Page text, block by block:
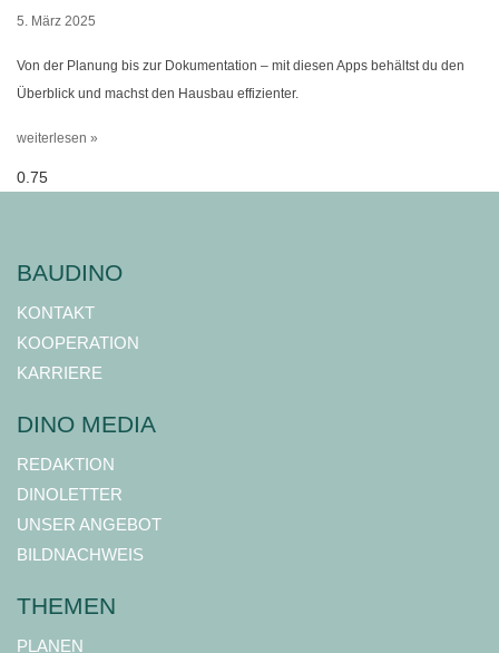
5. März 2025
Von der Planung bis zur Dokumentation – mit diesen Apps behältst du den
Überblick und machst den Hausbau effizienter.
weiterlesen »
BAUDINO
KONTAKT
KOOPERATION
KARRIERE
DINO MEDIA
REDAKTION
DINOLETTER
UNSER ANGEBOT
BILDNACHWEIS
THEMEN
PLANEN